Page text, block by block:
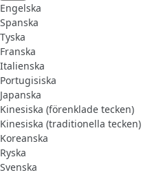
Engelska
Spanska
Tyska
Franska
Italienska
Portugisiska
Japanska
Kinesiska (förenklade tecken)
Kinesiska (traditionella tecken)
Koreanska
Ryska
Svenska